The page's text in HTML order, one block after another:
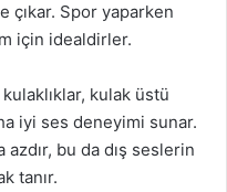
çıkar. Spor yaparken
için idealdirler.
kulak üstü
iyi ses deneyimi sunar.
bu da dış seslerin
tanır.